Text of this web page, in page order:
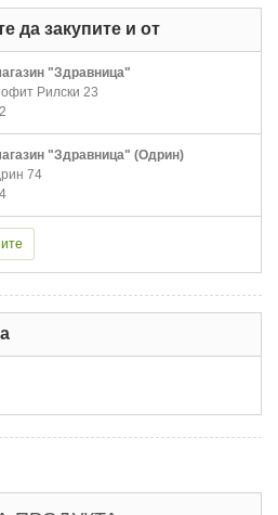
да закупите и от
"Здравница"
Рилски 23
"Здравница" (Одрин)
74